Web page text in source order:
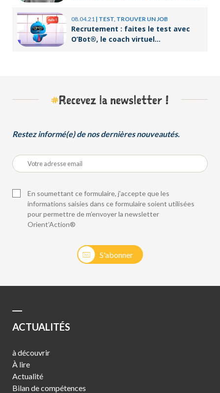
08.04.21 | TEST, TROUVER UN JOB
Recrutement : faites le test avec
O’Bot®, le coach virtuel
#Recevez la newsletter !
Restez informé(e) de nos dernières nouveautés.
S'abonner
En soumettant ce formulaire, j’accepte que les
informations saisies dans ce formulaire soient utilisées
pour permettre de m’envoyer la newsletter
Orient’Action®
ACTUALITÉS
à découvrir
À lire
Actualité
Bilan de compétences